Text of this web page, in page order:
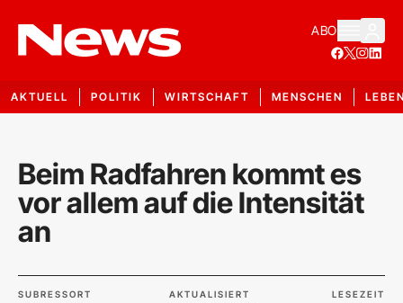
ABO
AKTUELL POLITIK WIRTSCHAFT MENSCHEN
Beim Radfahren kommt es
vor allem auf die Intensität
an
SUBRESSORT AKTUALISIERT LESEZEIT